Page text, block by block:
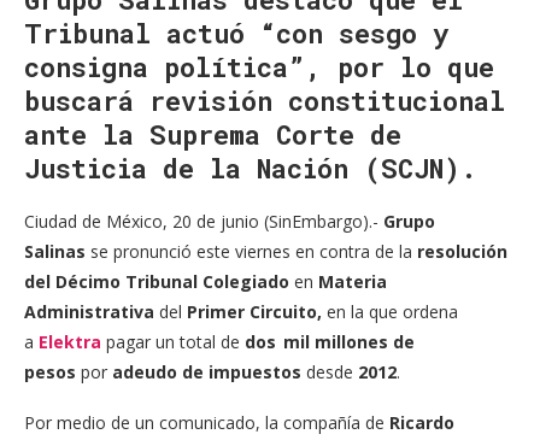
Tribunal actuó “con sesgo y
consigna política”, por lo que
buscará revisión constitucional
ante la Suprema Corte de
Justicia de la Nación (SCJN).
Ciudad de México, 20 de junio (SinEmbargo).- Grupo
Salinas se pronunció este viernes en contra de la resolución
del Décimo Tribunal Colegiado en Materia
Administrativa del Primer Circuito, en la que ordena
a Elektra pagar un total de dos mil millones de
pesos por adeudo de impuestos desde 2012.
Por medio de un comunicado, la compañía de Ricardo